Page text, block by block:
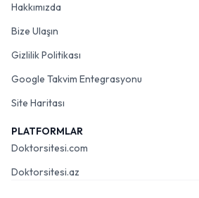
Hakkımızda
Bize Ulaşın
Gizlilik Politikası
Google Takvim Entegrasyonu
Site Haritası
PLATFORMLAR
Doktorsitesi.com
Doktorsitesi.az